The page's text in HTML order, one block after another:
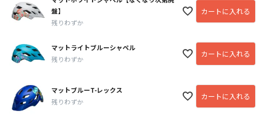
盤】
残りわずか
カートに入れる
マットライトブルーシャペル
残りわずか
カートに入れる
マットブルーT-レックス
残りわずか
カートに入れる